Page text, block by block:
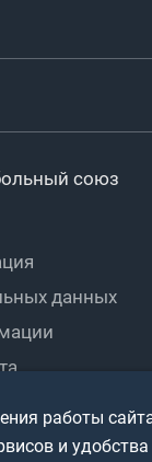
с ОВЗ
союз
данных
работы
и удобства